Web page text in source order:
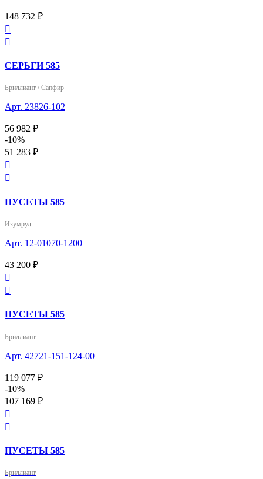
148 732 ₽


СЕРЬГИ 585
Бриллиант / Сапфир
Арт. 23826-102
56 982 ₽
-10%
51 283 ₽


ПУСЕТЫ 585
Изумруд
Арт. 12-01070-1200
43 200 ₽


ПУСЕТЫ 585
Бриллиант
Арт. 42721-151-124-00
119 077 ₽
-10%
107 169 ₽


ПУСЕТЫ 585
Бриллиант